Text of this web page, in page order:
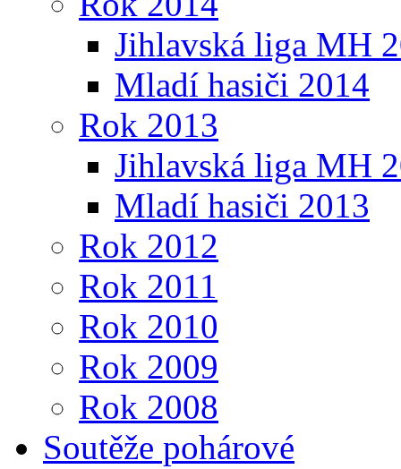
Jihlavská liga MH
Mladí hasiči 2014
Rok 2013
Jihlavská liga MH
Mladí hasiči 2013
Rok 2012
Rok 2011
Rok 2010
Rok 2009
Rok 2008
Soutěže pohárové